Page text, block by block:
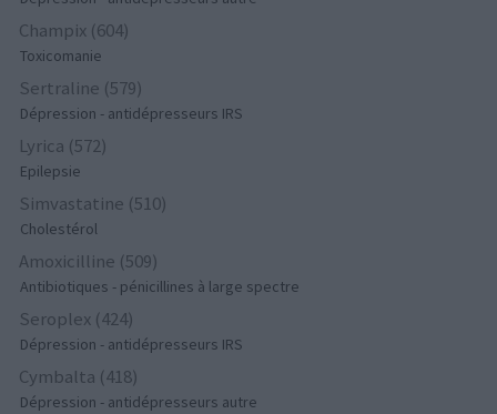
Champix (604)
Toxicomanie
Sertraline (579)
Dépression - antidépresseurs IRS
Lyrica (572)
Epilepsie
Simvastatine (510)
Cholestérol
Amoxicilline (509)
Antibiotiques - pénicillines à large spectre
Seroplex (424)
Dépression - antidépresseurs IRS
Cymbalta (418)
Dépression - antidépresseurs autre